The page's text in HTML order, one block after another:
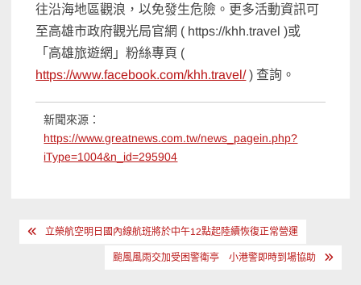
往沿海地區觀浪，以免發生危險。更多活動資訊可
至高雄市政府觀光局官網 ( https://khh.travel )或
「高雄旅遊網」粉絲專頁 (
https://www.facebook.com/khh.travel/) 查詢。
新聞來源：
https://www.greatnews.com.tw/news_pagein.php?
iType=1004&n_id=295904
文 立榮航空明日國內線航班將於中午12點起陸續恢復正常營運
颱風風雨交加受困警衛亭 小港警即時到場協助